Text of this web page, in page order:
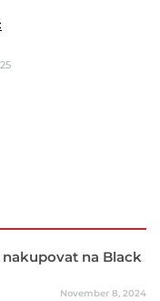
na Black
November 8, 2024